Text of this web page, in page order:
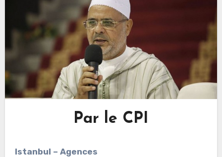
Par le CPI
Istanbul – Agences